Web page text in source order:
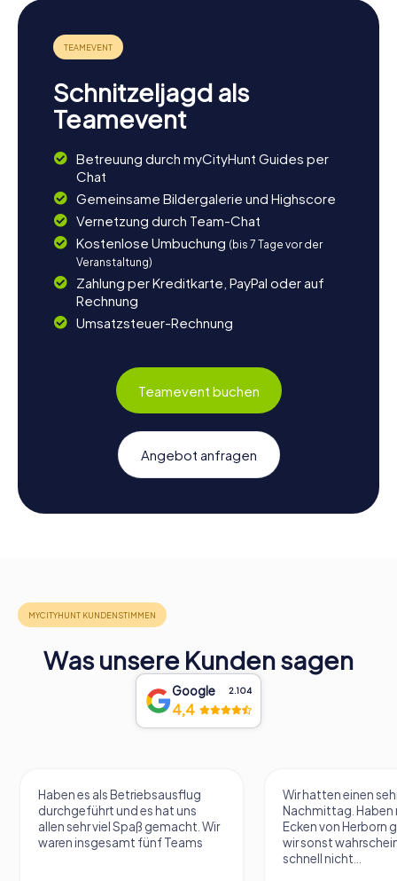
Schnitzeljagd als
Teamevent
Betreuung durch myCityHunt Guides per
Chat
Gemeinsame Bildergalerie und Highscore
Vernetzung durch Team-Chat
Kostenlose Umbuchung (bis 7 Tage vor der
Veranstaltung)
Zahlung per Kreditkarte, PayPal oder auf
Rechnung
Umsatzsteuer-Rechnung
Teamevent buchen
Angebot anfragen
Was unsere Kunden sagen
Google 2.104
4,4
Wir hatten einen sehr schönen
Nachmittag. Haben mal wieder
Ecken von Herborn gesehen, wo
wir sonst wahrscheinlich so
Wir haben heute die
dritt gemacht und
begeistert. Die
die App lief flüssig